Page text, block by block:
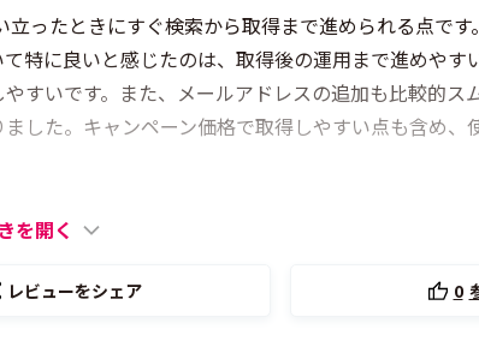
ったときにすぐ検索から取得まで進められる点で
特に良いと感じたのは、取得後の運用まで進めやす
すいです。また、メールアドレスの追加も比較的ス
した。キャンペーン価格で取得しやすい点も含め、
を開く
レビューをシェア 0